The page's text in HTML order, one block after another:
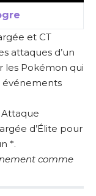
et CT
attaques d’un
les Pokémon qui
événements
Attaque
d’Élite pour
*.
comme